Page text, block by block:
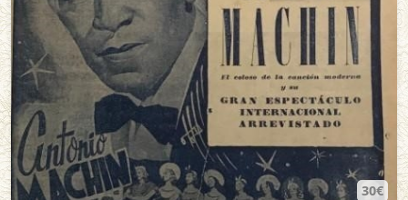
30€